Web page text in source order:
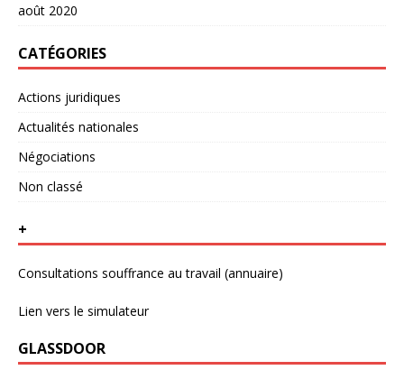
août 2020
CATÉGORIES
Actions juridiques
Actualités nationales
Négociations
Non classé
+
Consultations souffrance au travail (annuaire)
Lien vers le simulateur
GLASSDOOR